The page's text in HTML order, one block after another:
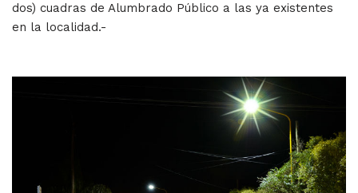
dos) cuadras de Alumbrado Público a las ya existentes
en la localidad.-